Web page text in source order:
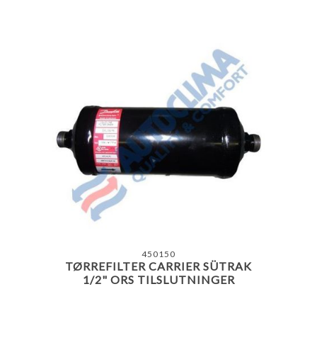
450150
TØRREFILTER CARRIER SÜTRAK
1/2" ORS TILSLUTNINGER